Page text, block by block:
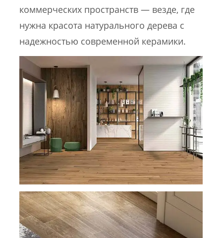
коммерческих пространств — везде, где
нужна красота натурального дерева с
надежностью современной керамики.